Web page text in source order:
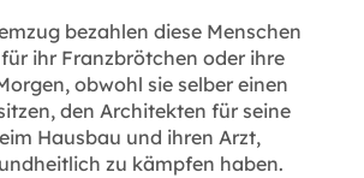
bezahlen diese Menschen
ihr Franzbrötchen oder ihre
obwohl sie selber einen
den Architekten für seine
Hausbau und ihren Arzt,
zu kämpfen haben.